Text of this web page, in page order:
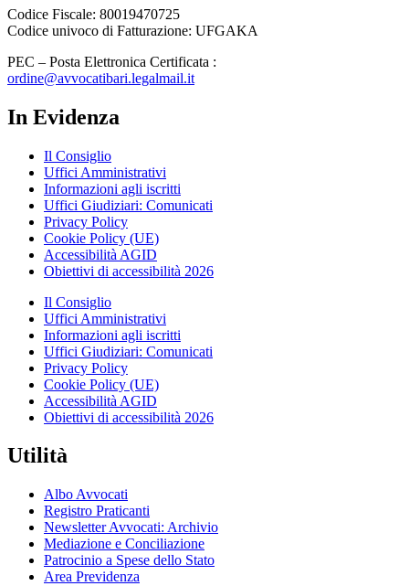
Codice Fiscale: 80019470725
Codice univoco di Fatturazione: UFGAKA
PEC – Posta Elettronica Certificata :
ordine@avvocatibari.legalmail.it
In Evidenza
Il Consiglio
Uffici Amministrativi
Informazioni agli iscritti
Uffici Giudiziari: Comunicati
Privacy Policy
Cookie Policy (UE)
Accessibilità AGID
Obiettivi di accessibilità 2026
Il Consiglio
Uffici Amministrativi
Informazioni agli iscritti
Uffici Giudiziari: Comunicati
Privacy Policy
Cookie Policy (UE)
Accessibilità AGID
Obiettivi di accessibilità 2026
Utilità
Albo Avvocati
Registro Praticanti
Newsletter Avvocati: Archivio
Mediazione e Conciliazione
Patrocinio a Spese dello Stato
Area Previdenza